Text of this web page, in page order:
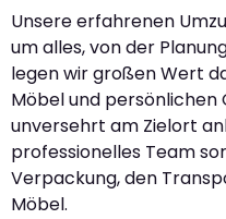
Unsere erfahrenen
um alles, von der
legen wir großen Wert
Möbel und persönlichen
unversehrt am Zielort
professionelles Team
Verpackung, den
Möbel.